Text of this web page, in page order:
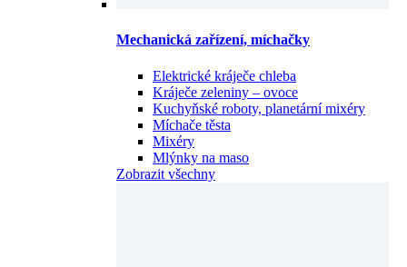
Mechanická zařízení, míchačky
Elektrické kráječe chleba
Kráječe zeleniny – ovoce
Kuchyňské roboty, planetární mixéry
Míchače těsta
Mixéry
Mlýnky na maso
Zobrazit všechny